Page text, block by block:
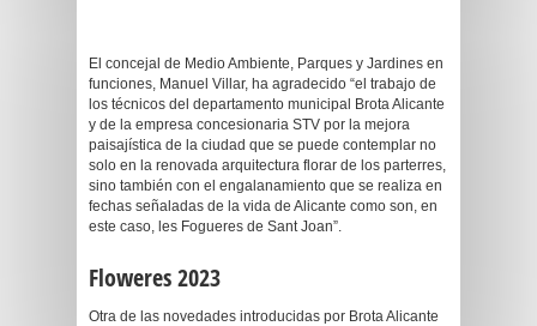
El concejal de Medio Ambiente, Parques y Jardines en
funciones, Manuel Villar, ha agradecido “el trabajo de
los técnicos del departamento municipal Brota Alicante
y de la empresa concesionaria STV por la mejora
paisajística de la ciudad que se puede contemplar no
solo en la renovada arquitectura florar de los parterres,
sino también con el engalanamiento que se realiza en
fechas señaladas de la vida de Alicante como son, en
este caso, les Fogueres de Sant Joan”.
Floweres 2023
Otra de las novedades introducidas por Brota Alicante